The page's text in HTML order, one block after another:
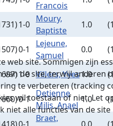
Francois
1-0
Moury,
Baptiste
1.0
0-1
Lejeune,
Samuel
0.0
1-0 Villers, Yves1.0
0-1
Detienne
Milis, Anael
1.0
Braet,
web site. Sommigen zijn
de site, terwijl anderen
te verbeteren (tracking
wil toestaan of niet. Let
niet alle functies van de site